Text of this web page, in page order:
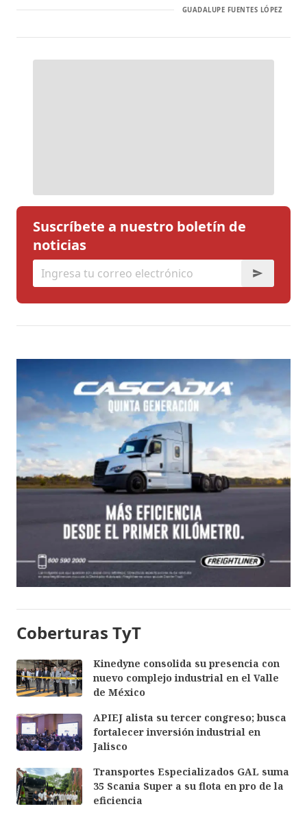
GUADALUPE FUENTES LÓPEZ
Suscríbete a nuestro boletín de
noticias
Coberturas TyT
Kinedyne consolida su presencia con
nuevo complejo industrial en el Valle
de México
APIEJ alista su tercer congreso; busca
fortalecer inversión industrial en
Jalisco
Transportes Especializados GAL suma
35 Scania Super a su flota en pro de la
eficiencia